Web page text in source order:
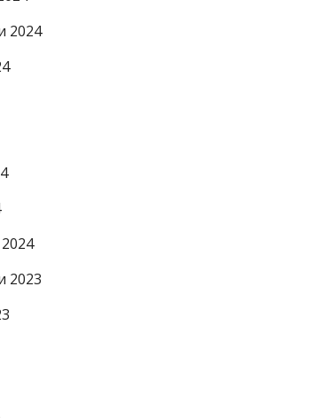
2024
2023